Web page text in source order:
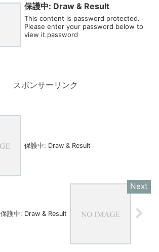
保護中: Draw & Result
This content is password protected.
Please enter your password below to
view it.password
スポンサーリンク
保護中: Draw & Result
保護中: Draw & Result